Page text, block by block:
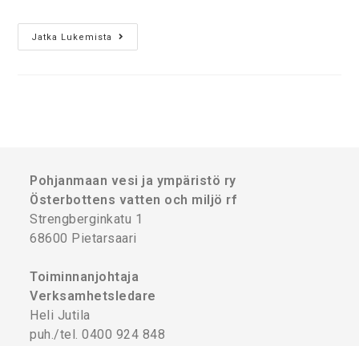
Jatka Lukemista
Pohjanmaan vesi ja ympäristö ry
Österbottens vatten och miljö rf
Strengberginkatu 1
68600 Pietarsaari
Toiminnanjohtaja
Verksamhetsledare
Heli Jutila
puh./tel. 0400 924 848